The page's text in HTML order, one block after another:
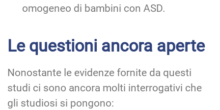
omogeneo di bambini con ASD.
Le questioni ancora aperte
Nonostante le evidenze fornite da questi
studi ci sono ancora molti interrogativi che
gli studiosi si pongono: